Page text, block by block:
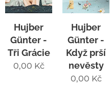
Hujber
Günter -
Tři Grácie
0,00 Kč
Hujber
Günter -
Když prší
nevěsty
0,00 Kč